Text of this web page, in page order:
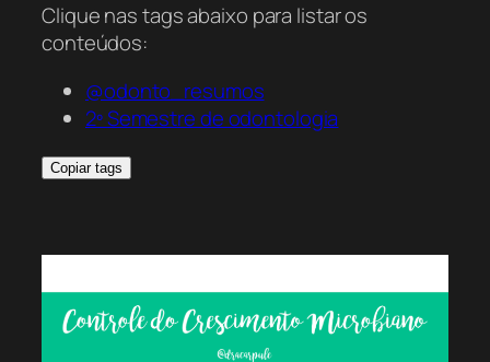
Clique nas tags abaixo para listar os
conteúdos:
@odonto_resumos
2º Semestre de odontologia
Copiar tags